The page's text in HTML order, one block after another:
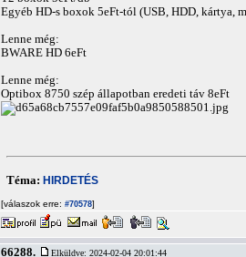
Egyéb HD-s boxok 5eFt-tól (USB, HDD, kártya,
Lenne még:
BWARE HD 6eFt
Lenne még:
Optibox 8750 szép állapotban eredeti táv 8eFt
Téma: HIRDETÉS
[válaszok erre: #70578]
66288. Elküldve: 2024-02-04 20:01:44